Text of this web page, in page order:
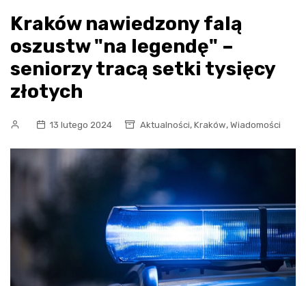
Kraków nawiedzony falą
oszustw "na legendę" –
seniorzy tracą setki tysięcy
złotych
13 lutego 2024 Aktualności, Kraków, Wiadomości